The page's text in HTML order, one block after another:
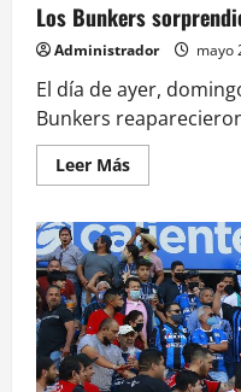
Los Bunkers
Administrador mayo
El día de ayer,
Bunkers
Leer MásLeer
más
Los
Bunkers
con
nuevo
reencuentro